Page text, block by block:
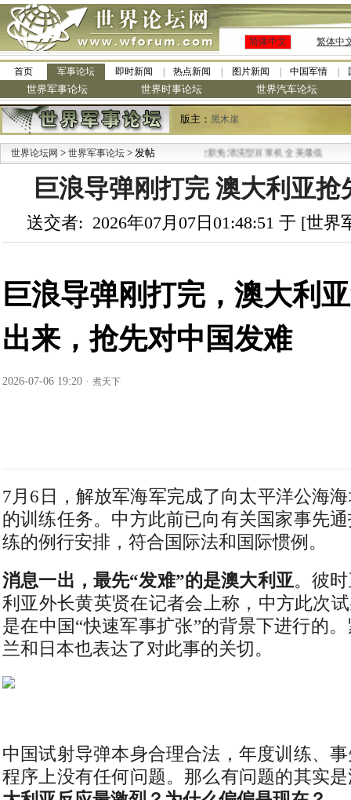
简体中文 繁体中
首页 军事论坛 即时新闻 热点新闻 图片新闻 中国军情
世界军事论坛 世界时事论坛 世界汽车论坛
版主： 黑木崖
世界论坛网 > 世界军事论坛 > 发帖
·九阳全新免清洗型豆浆机 全美最低
巨浪导弹刚打完 澳大利亚
送交者: 2026年07月07日01:48:51 于 [世
巨浪导弹刚打完，澳大利
出来，抢先对中国发难
2026-07-06 19:20 · 煮天下
7月6日，解放军海军完成了向太平洋公海
的训练任务。中方此前已向有关国家事先
练的例行安排，符合国际法和国际惯例。
消息一出，最先“发难”的是澳大利亚。彼
利亚外长黄英贤在记者会上称，中方此次
是在中国“快速军事扩张”的背景下进行的
兰和日本也表达了对此事的关切。
中国试射导弹本身合理合法，年度训练、
程序上没有任何问题。那么有问题的其实